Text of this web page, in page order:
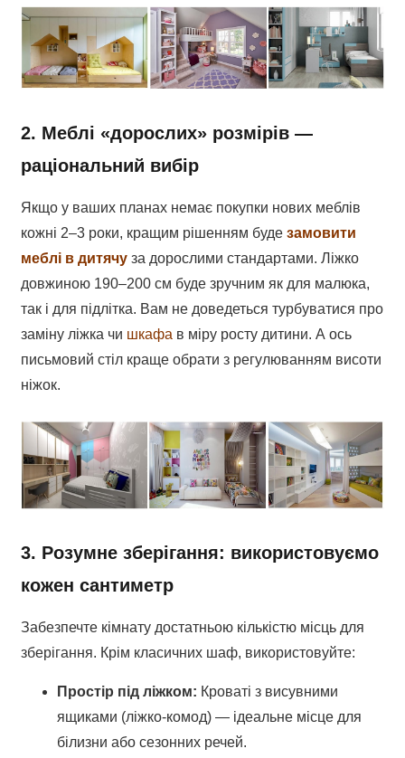
2. Меблі «дорослих» розмірів —
раціональний вибір
Якщо у ваших планах немає покупки нових меблів
кожні 2–3 роки, кращим рішенням будезамовити
меблі в дитячу за дорослими стандартами. Ліжко
довжиною 190–200 см буде зручним як для малюка,
так і для підлітка. Вам не доведеться турбуватися про
заміну ліжка чи шкафа в міру росту дитини. А ось
письмовий стіл краще обрати з регулюванням висоти
ніжок.
3. Розумне зберігання: використовуємо
кожен сантиметр
Забезпечте кімнату достатньою кількістю місць для
зберігання. Крім класичних шаф, використовуйте:
Простір під ліжком: Кроваті з висувними
ящиками (ліжко-комод) — ідеальне місце для
білизни або сезонних речей.